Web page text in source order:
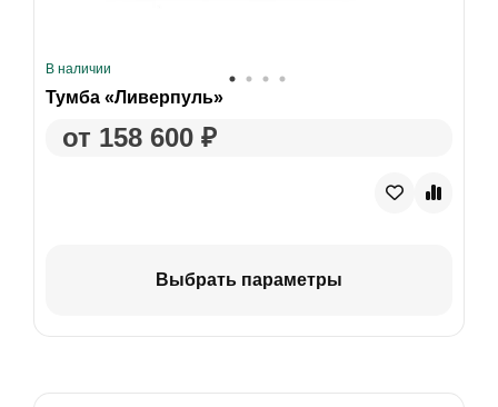
В наличии
Тумба «Ливерпуль»
от 158 600 ₽
Выбрать параметры